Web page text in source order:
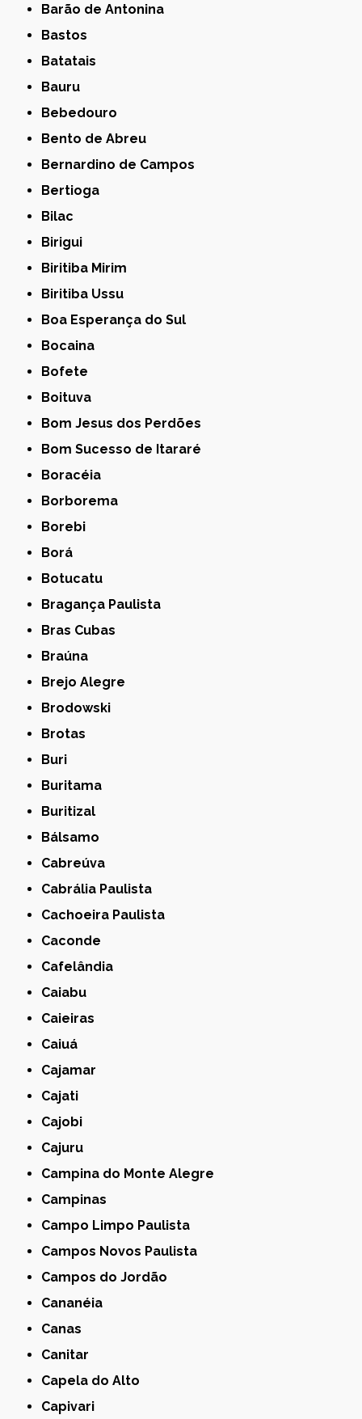
Barão de Antonina
Bastos
Batatais
Bauru
Bebedouro
Bento de Abreu
Bernardino de Campos
Bertioga
Bilac
Birigui
Biritiba Mirim
Biritiba Ussu
Boa Esperança do Sul
Bocaina
Bofete
Boituva
Bom Jesus dos Perdões
Bom Sucesso de Itararé
Boracéia
Borborema
Borebi
Borá
Botucatu
Bragança Paulista
Bras Cubas
Braúna
Brejo Alegre
Brodowski
Brotas
Buri
Buritama
Buritizal
Bálsamo
Cabreúva
Cabrália Paulista
Cachoeira Paulista
Caconde
Cafelândia
Caiabu
Caieiras
Caiuá
Cajamar
Cajati
Cajobi
Cajuru
Campina do Monte Alegre
Campinas
Campo Limpo Paulista
Campos Novos Paulista
Campos do Jordão
Cananéia
Canas
Canitar
Capela do Alto
Capivari